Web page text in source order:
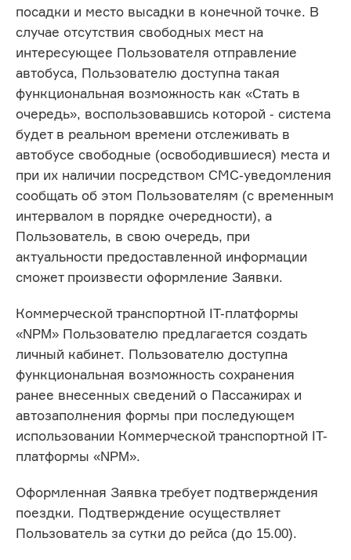
посадки и место высадки в конечной точке. В
случае отсутствия свободных мест на
интересующее Пользователя отправление
автобуса, Пользователю доступна такая
функциональная возможность как «Стать в
очередь», воспользовавшись которой - система
будет в реальном времени отслеживать в
автобусе свободные (освободившиеся) места и
при их наличии посредством СМС-уведомления
сообщать об этом Пользователям (с временным
интервалом в порядке очередности), а
Пользователь, в свою очередь, при
актуальности предоставленной информации
сможет произвести оформление Заявки.
Коммерческой транспортной IT-платформы
«NPM» Пользователю предлагается создать
личный кабинет. Пользователю доступна
функциональная возможность сохранения
ранее внесенных сведений о Пассажирах и
автозаполнения формы при последующем
использовании Коммерческой транспортной IT-
платформы «NPM».
Оформленная Заявка требует подтверждения
поездки. Подтверждение осуществляет
Пользователь за сутки до рейса (до 15.00).